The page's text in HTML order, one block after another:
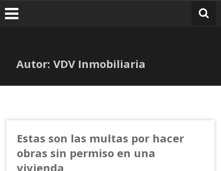
Autor:VDV Inmobiliaria
Estas son las multas por hacer
obras sin permiso en una
vivienda